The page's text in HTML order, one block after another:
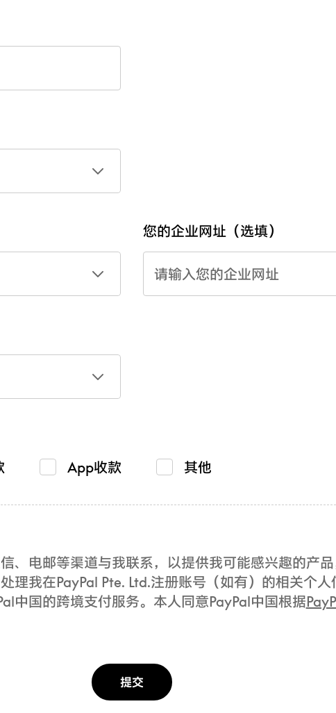
您的企业网址（选填）
App收款 其他
、电邮等渠道与我联系，以提供我可能感兴趣的产品
理我在PayPal Pte. Ltd.注册账号（如有）的相关个
中国的跨境支付服务。本人同意PayPal中国根据
提交